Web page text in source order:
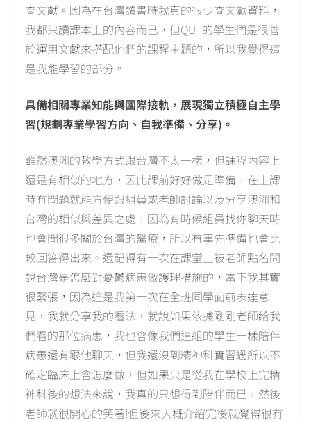
查文獻。因為在台灣讀書時我真的很少查文獻資料，
我都只讀課本上的內容而已，但QUT的學生們是很善
於運用文獻來搭配他們的課程主題的，所以我覺得這
是我能學習的部分。
具備相關專業知能與國際接軌，展現獨立積極自主學
習(規劃專業學習方向、自我準備、分享)。
雖然澳洲的教學方式跟台灣不太一樣，但課程內容上
還是有相似的地方，因此課前好好做足準備，在上課
時有問題就能方便跟組員或老師討論以及分享澳洲和
台灣的相似與差異之處，因為有時候組員找你聊天時
也會問很多關於台灣的醫療，所以有事先準備也會比
較回答得出來。還記得有一次在課堂上被老師點名問
說台灣是怎麼對憂鬱病患做護理措施的，當下我其實
很緊張，因為這是我第一次在全班同學面前表達意
見，我就分享我的看法，就說如果依據剛剛老師給我
們看的那位病患，我也會像我們這組的學生一樣陪伴
病患還有跟他聊天，但我還沒到精神科實習過所以不
確定臨床上會怎麼做，但如果只是從我在學校上完精
神科後的想法來說，我真的只想得到陪伴而已，然後
老師就很開心的笑著!但後來大概介紹完後就覺得很有